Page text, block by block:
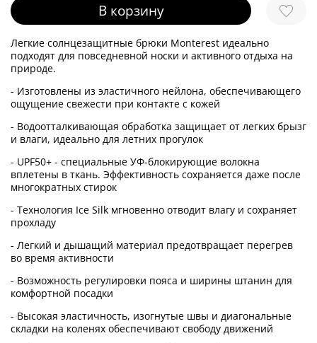
В корзину
Легкие солнцезащитные брюки Monterest идеально
подходят для повседневной носки и активного отдыха на
природе.
- Изготовлены из эластичного нейлона, обеспечивающего
ощущение свежести при контакте с кожей
- Водоотталкивающая обработка защищает от легких брызг
и влаги, идеально для летних прогулок
- UPF50+ - специальные УФ-блокирующие волокна
вплетены в ткань. Эффективность сохраняется даже после
многократных стирок
- Технология Ice Silk мгновенно отводит влагу и сохраняет
прохладу
- Легкий и дышащий материал предотвращает перегрев
во время активности
- Возможность регулировки пояса и ширины штанин для
комфортной посадки
- Высокая эластичность, изогнутые швы и диагональные
складки на коленях обеспечивают свободу движений